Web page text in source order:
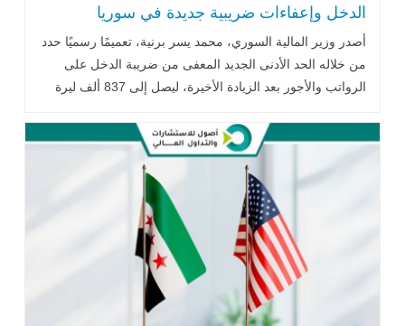
الدخل وإعفاءات ضريبية جديدة في سوريا
أصدر وزير المالية السوري، محمد يسر برنية، تعميمًا رسميًا حدد
من خلاله الحد الأدنى الجديد المعفى من ضريبة الدخل على
الرواتب والأجور بعد الزيادة الأخيرة، ليصل إلى 837 ألف ليرة